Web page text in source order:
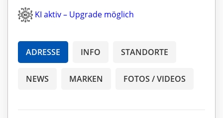
KI aktiv – Upgrade möglich
ADRESSE INFO STANDORTE
NEWS MARKEN FOTOS / VIDEOS